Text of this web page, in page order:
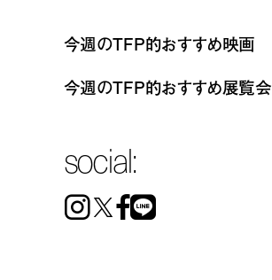
今週のTFP的おすすめ映画
今週のTFP的おすすめ展覧会
social:
Instagram FacebookLine